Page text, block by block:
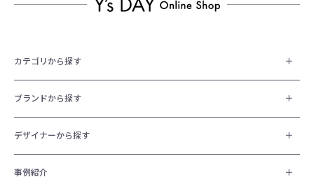
カテゴリから探す
ブランドから探す
デザイナーから探す
事例紹介